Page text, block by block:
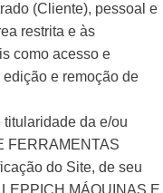
(Cliente), pessoal e
restrita e às
como acesso e
e remoção de
da e/ou
FERRAMENTAS
do Site, de seu
MÁQUINAS E